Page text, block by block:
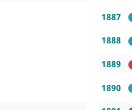
1887
1888
1889
1890